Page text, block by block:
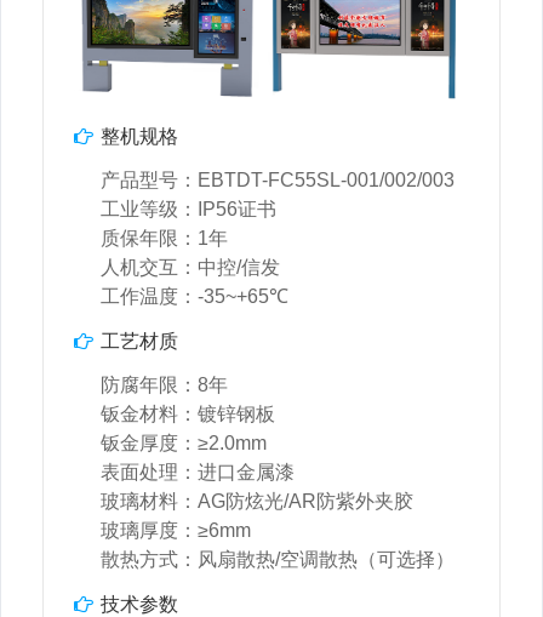
整机规格
产品型号：EBTDT-FC55SL-001/002/003
工业等级：IP56证书
质保年限：1年
人机交互：中控/信发
工作温度：-35~+65℃
工艺材质
防腐年限：8年
钣金材料：镀锌钢板
钣金厚度：≥2.0mm
表面处理：进口金属漆
玻璃材料：AG防炫光/AR防紫外夹胶
玻璃厚度：≥6mm
散热方式：风扇散热/空调散热（可选择）
技术参数